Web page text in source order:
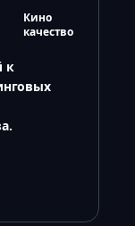
Кино
качество
к